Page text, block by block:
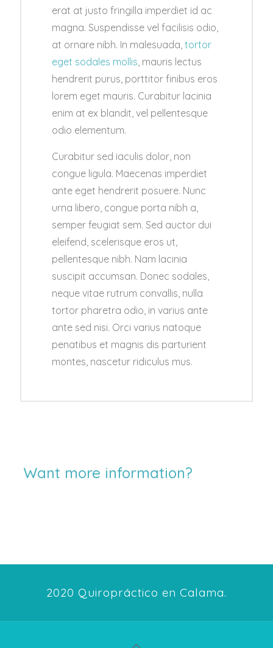
erat at justo fringilla imperdiet id ac
magna. Suspendisse vel facilisis odio,
at ornare nibh. In malesuada, tortor
eget sodales mollis, mauris lectus
hendrerit purus, porttitor finibus eros
lorem eget mauris. Curabitur lacinia
enim at ex blandit, vel pellentesque
odio elementum.
Curabitur sed iaculis dolor, non
congue ligula. Maecenas imperdiet
ante eget hendrerit posuere. Nunc
urna libero, congue porta nibh a,
semper feugiat sem. Sed auctor dui
eleifend, scelerisque eros ut,
pellentesque nibh. Nam lacinia
suscipit accumsan. Donec sodales,
neque vitae rutrum convallis, nulla
tortor pharetra odio, in varius ante
ante sed nisi. Orci varius natoque
penatibus et magnis dis parturient
montes, nascetur ridiculus mus.
Want more information?
2020 Quiropráctico en Calama.